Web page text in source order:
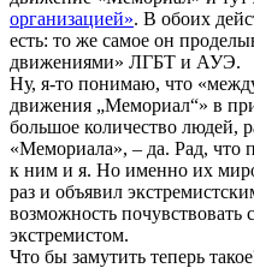
организацией». В обоих
есть: то же самое он
движениями» ЛГБТ и АУЭ.
Ну, я-то понимаю, что
движения „Мемориал“» в
большое количество людей,
«Мемориала», – да. Рад, что
к ним и я. Но именно их
раз и объявил
возможность
экстремистом.
Что бы замутить теперь